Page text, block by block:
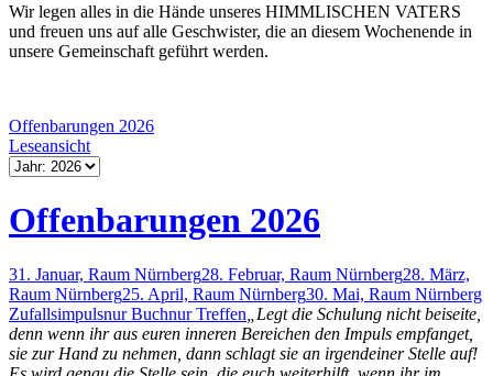
Wir legen alles in die Hände unseres HIMMLISCHEN VATERS
und freuen uns auf alle Geschwister, die an diesem Wochenende in
unsere Gemeinschaft geführt werden.
Offenbarungen 2026
Leseansicht
Offenbarungen 2026
31. Januar, Raum Nürnberg28. Februar, Raum Nürnberg28. März,
Raum Nürnberg25. April, Raum Nürnberg30. Mai, Raum Nürnberg
Zufallsimpulsnur Buchnur Treffen „Legt die Schulung nicht beiseite,
denn wenn ihr aus euren inneren Bereichen den Impuls empfanget,
sie zur Hand zu nehmen, dann schlagt sie an irgendeiner Stelle auf!